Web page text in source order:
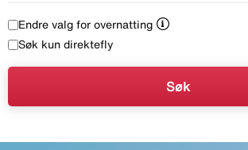
Endre valg for overnatting
Søk kun direktefly
Søk